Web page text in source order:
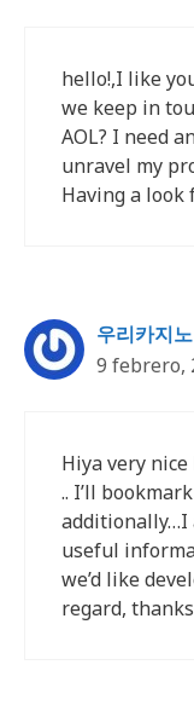
hello!,I like
we keep in
AOL? I need
unravel my
Having a look
우리카지노
9 febrero,
Hiya very nice
.. I’ll
additionally…I
useful
we’d like
regard,